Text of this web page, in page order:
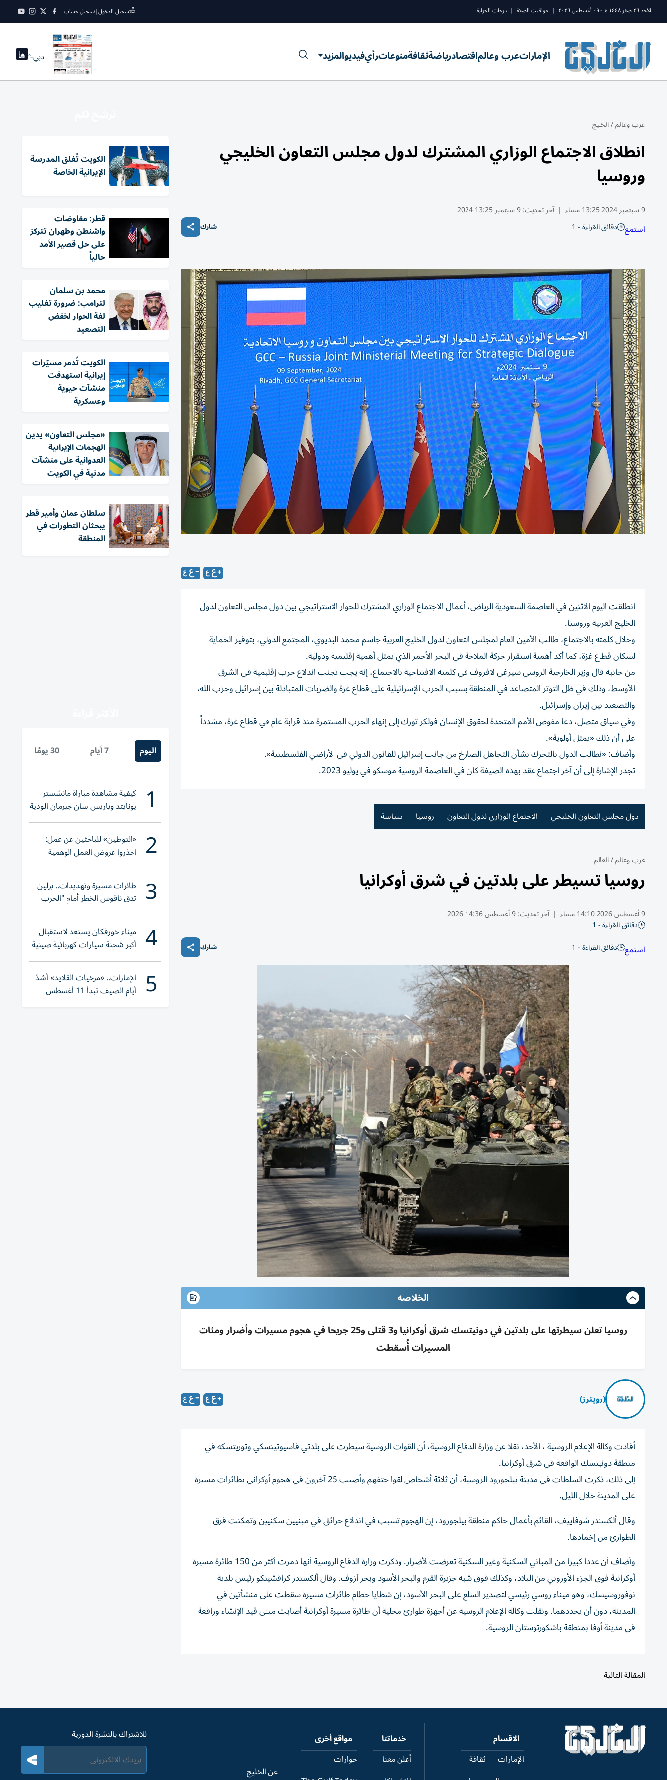
الأحد ٢٦ صفر ١٤٤٨ ه - ٠٩ أغسطس ٢٠٢٦ | مواقيت الصلاة | درجات الحرارة تسجيل الدخول|تسجيل حساب
الإماراتعرب وعالماقتصادرياضةثقافةمنوعاترأيفيديوالمزيد دبي--°
عرب وعالم/الخليج
انطلاق الاجتماع الوزاري المشترك لدول مجلس التعاون الخليجي
وروسيا
9 سبتمبر 2024 13:25 مساء | آخر تحديث:9 سبتمبر 13:25 2024
استمع دقائق القراءة - 1 شارك
انطلقت اليوم الاثنين في العاصمة السعودية الرياض، أعمال الاجتماع الوزاري المشترك للحوار الاستراتيجي بين دول مجلس التعاون لدول
الخليج العربية وروسيا.
وخلال كلمته بالاجتماع، طالب الأمين العام لمجلس التعاون لدول الخليج العربية جاسم محمد البديوي، المجتمع الدولي، بتوفير الحماية
لسكان قطاع غزة، كما أكد أهمية استقرار حركة الملاحة في البحر الأحمر الذي يمثل أهمية إقليمية ودولية.
من جانبه قال وزير الخارجية الروسي سيرغي لافروف في كلمته الافتتاحية بالاجتماع، إنه يجب تجنب اندلاع حرب إقليمية في الشرق
الأوسط، وذلك في ظل التوتر المتصاعد في المنطقة بسبب الحرب الإسرائيلية على قطاع غزة والضربات المتبادلة بين إسرائيل وحزب الله،
والتصعيد بين إيران وإسرائيل.
وفي سياق متصل، دعا مفوض الأمم المتحدة لحقوق الإنسان فولكر تورك إلى إنهاء الحرب المستمرة منذ قرابة عام في قطاع غزة، مشدداً
على أن ذلك «يمثل أولوية».
وأضاف: «نطالب الدول بالتحرك بشأن التجاهل الصارخ من جانب إسرائيل للقانون الدولي في الأراضي الفلسطينية».
تجدر الإشارة إلى أن آخر اجتماع عقد بهذه الصيغة كان في العاصمة الروسية موسكو في يوليو 2023.
دول مجلس التعاون الخليجي الاجتماع الوزاري لدول التعاون روسيا سياسة
عرب وعالم/العالم
روسيا تسيطر على بلدتين في شرق أوكرانيا
9 أغسطس 2026 14:10 مساء | آخر تحديث:9 أغسطس 14:36 2026
دقائق القراءة - 1
استمع دقائق القراءة - 1 شارك
الخلاصه
روسيا تعلن سيطرتها على بلدتين في دونيتسك شرق أوكرانيا و3 قتلى و25 جريحا في هجوم مسيرات وأضرار ومئات
المسيرات أُسقطت
(رويترز)
أفادت وكالة ​الإعلام ⁠الروسية ، الأحد، نقلا ‌عن وزارة ‌الدفاع الروسية، ⁠أن القوات الروسية سيطرت على بلدتي فاسيوتينسكي ​وتوريتسكه في
‌منطقة دونيتسك الواقعة ⁠في شرق أوكرانيا.
إلى ذلك، ذكرت السلطات في مدينة بيلجورود ‌الروسية، أن ثلاثة أشخاص لقوا حتفهم ⁠وأصيب 25 آخرون ‌في هجوم أوكراني بطائرات ‌مسيرة
على المدينة خلال الليل.
وقال ألكسندر شوفاييف، القائم بأعمال ‌حاكم منطقة بيلجورود، إن الهجوم تسبب ⁠في اندلاع حرائق في مبنيين سكنيين وتمكنت فرق
الطوارئ من إخمادها.
وأضاف أن عددا كبيرا من المباني السكنية وغير السكنية تعرضت لأضرار. وذكرت وزارة الدفاع الروسية أنها دمرت ‌أكثر من 150 طائرة مسيرة
أوكرانية فوق الجزء الأوروبي من البلاد، ⁠وكذلك فوق شبه جزيرة القرم والبحر الأسود وبحر آزوف. وقال ألكسندر كرافشينكو رئيس بلدية
‌نوفوروسيسك، وهو ميناء روسي رئيسي ‌لتصدير السلع على البحر الأسود، إن شظايا حطام طائرات مسيرة سقطت على ‌منشأتين في
‌المدينة، دون ⁠أن يحددهما. ونقلت وكالة الإعلام ‌الروسية عن أجهزة طوارئ محلية أن طائرة مسيرة أوكرانية أصابت ⁠مبنى قيد الإنشاء ورافعة
في مدينة أوفا بمنطقة باشكورتوستان الروسية.
المقالة التالية
الكويت تُغلق المدرسة
الإيرانية الخاصة
قطر: مفاوضات
واشنطن وطهران تتركز
على حل قصير الأمد
حالياً
محمد بن سلمان
لترامب: ضرورة تغليب
لغة الحوار لخفض
التصعيد
الكويت تُدمر مسيّرات
إيرانية استهدفت
منشآت حيوية
وعسكرية
«مجلس التعاون» يدين
الهجمات الإيرانية
العدوانية على منشآت
مدنية في الكويت
سلطان عمان وأمير قطر
يبحثان التطورات في
المنطقة
اليوم 7 أيام 30 يومًا
1 كيفية مشاهدة مباراة مانشستر
يونايتد وباريس سان جيرمان الودية
والقنوات الناقلة
2 «التوطين» للباحثين عن عمل:
احذروا عروض العمل الوهمية
وتحققوا عبر «الباركود»
3 طائرات مسيرة وتهديدات.. برلين
تدق ناقوس الخطر أمام "الحرب
الهجينة"
4 ميناء خورفكان يستعد لاستقبال
أكبر شحنة سيارات كهربائية صينية
5 الإمارات.. «مرخيات القلايد» أشدّ
أيام الصيف تبدأ 11 أغسطس
الاقسام
الإمارات
ثقافة
خدماتنا
أعلن معنا
مواقع أخرى
حوارات
عن الخليج
للاشتراك بالنشرة الدورية